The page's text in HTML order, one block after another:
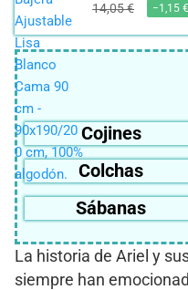
14,05 € −1,15 €
Cojines
Colchas
Sábanas
La historia de Ariel y
siempre han